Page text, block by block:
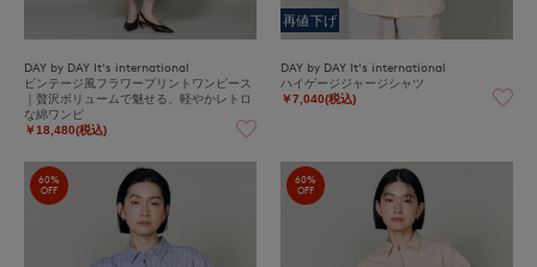
DAY by DAY It's international
ビンテージ風フラワープリントワンピース
｜贅沢ボリュームで魅せる、軽やかレトロ
な綿ワンピ
￥18,480(税込)
再値下げ
DAY by DAY It's international
ハイゲージジャージシャツ
￥7,040(税込)
60%
OFF
60%
OFF